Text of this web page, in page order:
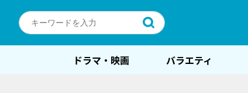
ドラマ・映画 バラエティ